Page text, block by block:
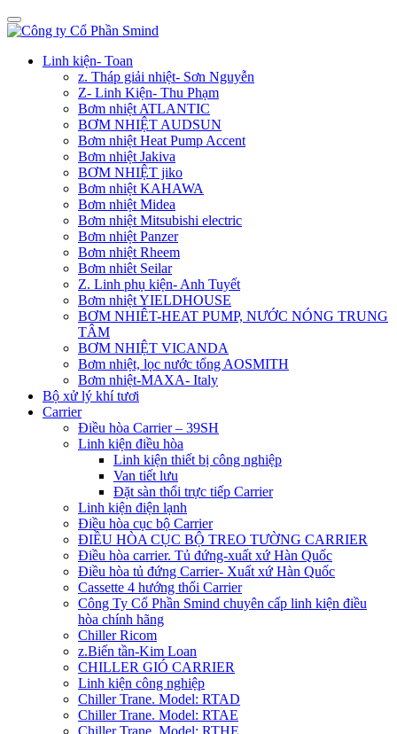
Linh kiện- Toan
z. Tháp giải nhiệt- Sơn Nguyễn
Z- Linh Kiện- Thu Phạm
Bơm nhiệt ATLANTIC
BƠM NHIỆT AUDSUN
Bơm nhiệt Heat Pump Accent
Bơm nhiệt Jakiva
BƠM NHIỆT jiko
Bơm nhiệt KAHAWA
Bơm nhiệt Midea
Bơm nhiệt Mitsubishi electric
Bơm nhiệt Panzer
Bơm nhiệt Rheem
Bơm nhiêt Seilar
Z. Linh phụ kiện- Anh Tuyết
Bơm nhiệt YIELDHOUSE
BƠM NHIÊT-HEAT PUMP, NƯỚC NÓNG TRUNG
TÂM
BƠM NHIỆT VICANDA
Bơm nhiệt, lọc nước tổng AOSMITH
Bơm nhiệt-MAXA- Italy
Bộ xử lý khí tươi
Carrier
Điều hòa Carrier – 39SH
Linh kiện điều hòa
Linh kiện thiết bị công nghiệp
Van tiết lưu
Đặt sàn thổi trực tiếp Carrier
Linh kiện điện lạnh
Điều hòa cục bộ Carrier
ĐIỀU HÒA CỤC BỘ TREO TƯỜNG CARRIER
Điều hòa carrier. Tủ đứng-xuất xứ Hàn Quốc
Điều hòa tủ đứng Carrier- Xuất xứ Hàn Quốc
Cassette 4 hướng thổi Carrier
Công Ty Cổ Phần Smind chuyên cấp linh kiện điều
hòa chính hãng
Chiller Ricom
z.Biến tần-Kim Loan
CHILLER GIÓ CARRIER
Linh kiện công nghiệp
Chiller Trane. Model: RTAD
Chiller Trane. Model: RTAE
Chiller Trane. Model: RTHE